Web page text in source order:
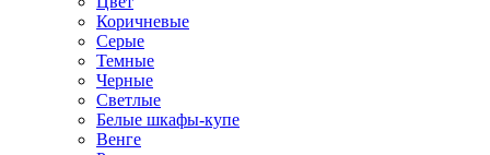
Коричневые
Серые
Темные
Черные
Светлые
Белые шкафы-купе
Венге